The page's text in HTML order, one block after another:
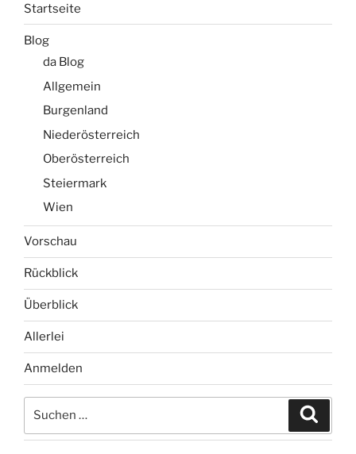
Startseite
Blog
da Blog
Allgemein
Burgenland
Niederösterreich
Oberösterreich
Steiermark
Wien
Vorschau
Rückblick
Überblick
Allerlei
Anmelden
nach: